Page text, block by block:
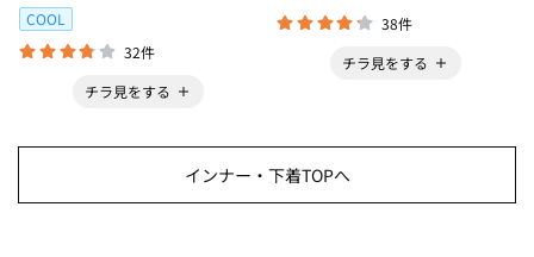
COOL
32件
チラ見をする
38件
チラ見をする
インナー・下着TOPへ